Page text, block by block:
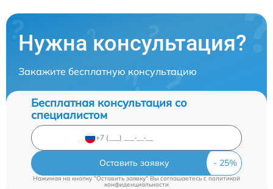
Нужна консультация?
Закажите бесплатную консультацию
Бесплатная консультация со
специалистом
Оставить заявку
Нажимая на кнопку "Оставить заявку" Вы соглашаетесь cполитикой
конфиденциальности